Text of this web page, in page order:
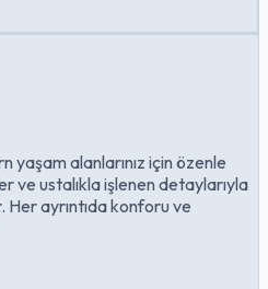
yaşam alanlarınız için özenle
ve ustalıkla işlenen detaylarıyla
Her ayrıntıda konforu ve